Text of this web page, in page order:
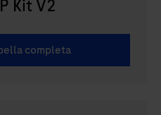
Kit V2
completa